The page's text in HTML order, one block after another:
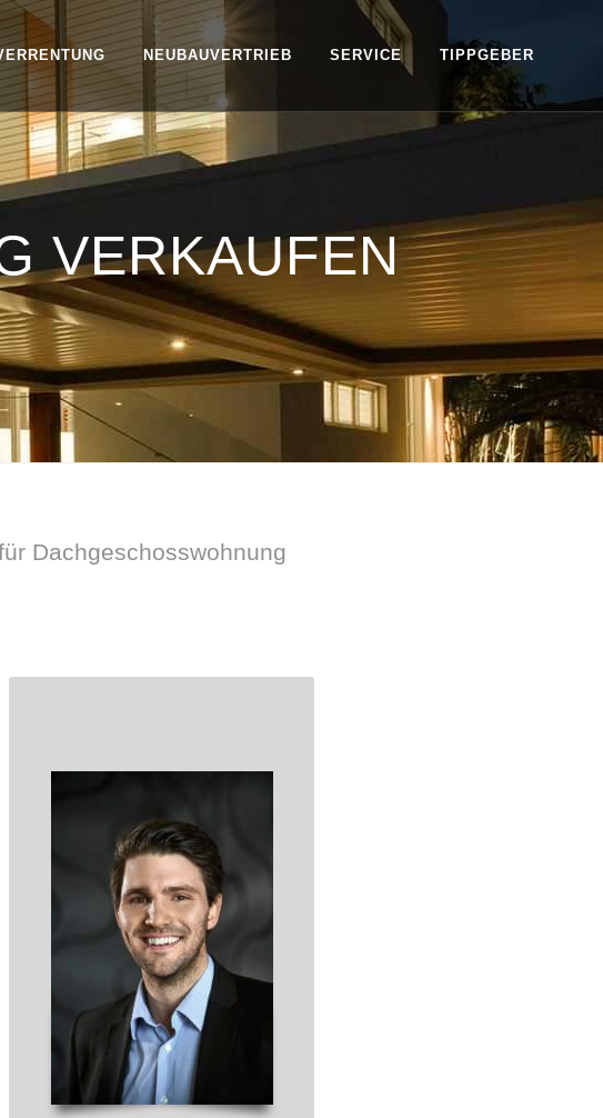
NEUBAUVERTRIEB SERVICE TIPPGEBER
VERKAUFEN
Dachgeschosswohnung